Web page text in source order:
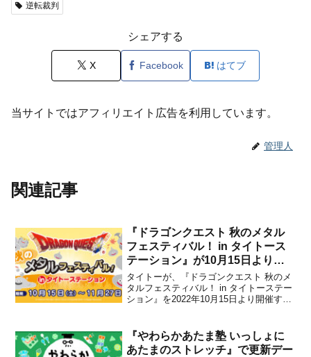
逆転裁判
シェアする
X Facebook はてブ
当サイトではアフィリエイト広告を利用しています。
管理人
関連記事
『ドラゴンクエスト 秋のメタル
フェスティバル！ in タイトース
テーション』が10月15日より開
催決定！
タイトーが、『ドラゴンクエスト 秋のメ
タルフェスティバル！ in タイトーステー
ション』を2022年10月15日より開催する
『ドラゴンクエスト』のタイトー限定プ
ライズが続々と登場するほか、タイ...
『やわらかあたま塾 いっしょに
あたまのストレッチ』で更新デー